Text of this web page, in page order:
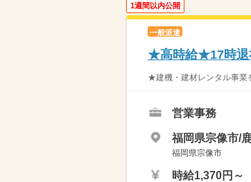
1週間以内公開
一般派遣
★高時給★17時退
★建機・建材レンタル事
営業事務
福岡県宗像市/
福岡県宗像市
時給1,370円～